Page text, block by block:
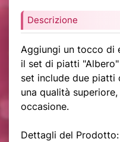
Descrizione
Aggiungi un tocco di
il set di piatti
set include due piatti
una qualità
occasione.
Dettagli del Prodotto: